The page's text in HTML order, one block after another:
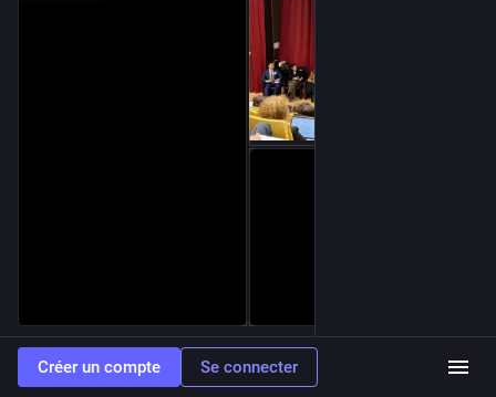
Créer un compte Se connecter